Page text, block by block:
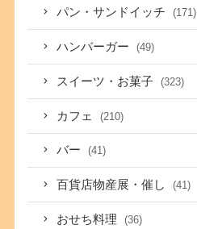
パン・サンドイッチ (171)
ハンバーガー (49)
スイーツ・お菓子 (323)
カフェ (210)
バー (41)
百貨店物産展・催し (41)
おせち料理 (36)